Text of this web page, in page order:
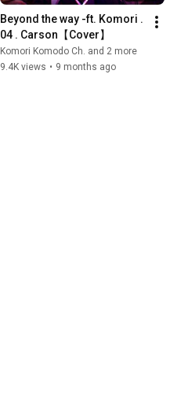
Beyond the way -ft. Komori .
04 . Carson【Cover】
Komori Komodo Ch. and 2 more
9.4K views • 9 months ago